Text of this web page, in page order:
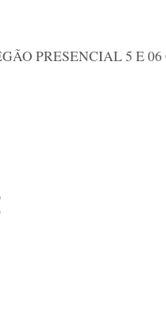
PRESENCIAL 5 E 06